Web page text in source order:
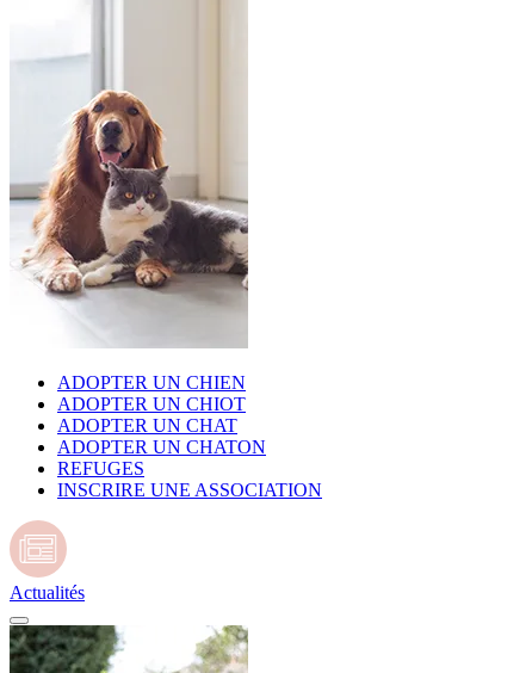
ADOPTER UN CHIEN
ADOPTER UN CHIOT
ADOPTER UN CHAT
ADOPTER UN CHATON
REFUGES
INSCRIRE UNE ASSOCIATION
Actualités